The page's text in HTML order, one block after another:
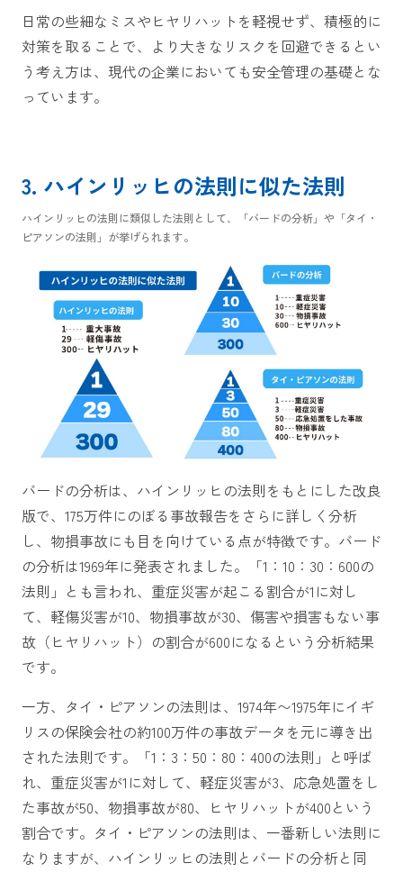
日常の些細なミスやヒヤリハットを軽視せず、積極的に
対策を取ることで、より大きなリスクを回避できるとい
う考え方は、現代の企業においても安全管理の基礎とな
っています。
3. ハインリッヒの法則に似た法則
ハインリッヒの法則に類似した法則として、「バードの分析」や「タイ・
ピアソンの法則」が挙げられます。
バードの分析は、ハインリッヒの法則をもとにした改良
版で、175万件にのぼる事故報告をさらに詳しく分析
し、物損事故にも目を向けている点が特徴です。バード
の分析は1969年に発表されました。「1：10：30：600の
法則」とも言われ、重症災害が起こる割合が1に対し
て、軽傷災害が10、物損事故が30、傷害や損害もない事
故（ヒヤリハット）の割合が600になるという分析結果
です。
一方、タイ・ピアソンの法則は、1974年〜1975年にイギ
リスの保険会社の約100万件の事故データを元に導き出
された法則です。「1：3：50：80：400の法則」と呼ば
れ、重症災害が1に対して、軽症災害が3、応急処置をし
た事故が50、物損事故が80、ヒヤリハットが400という
割合です。タイ・ピアソンの法則は、一番新しい法則に
なりますが、ハインリッヒの法則とバードの分析と同